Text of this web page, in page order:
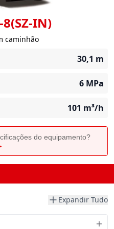
8(SZ-IN)
caminhão
30,1 m
6 MPa
101 m³/h
do equipamento?
Expandir Tudo